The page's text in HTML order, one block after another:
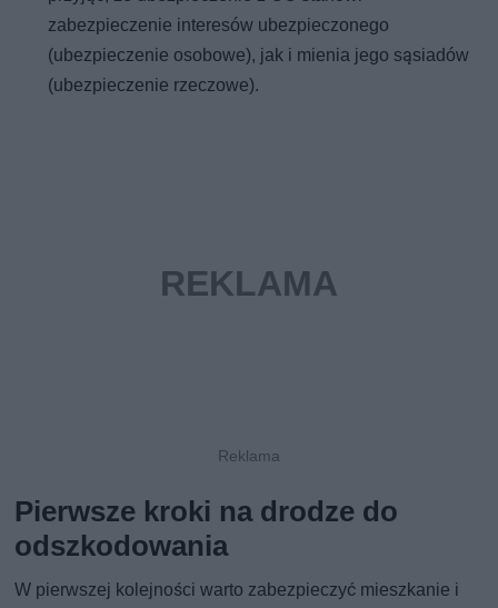
zabezpieczenie interesów ubezpieczonego
(ubezpieczenie osobowe), jak i mienia jego sąsiadów
(ubezpieczenie rzeczowe).
Pierwsze kroki na drodze do
odszkodowania
W pierwszej kolejności warto zabezpieczyć mieszkanie i